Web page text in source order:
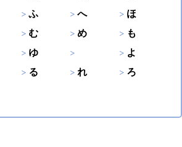
ふ へ
ほ
む め
も
ゆ
よ
る れ
ろ